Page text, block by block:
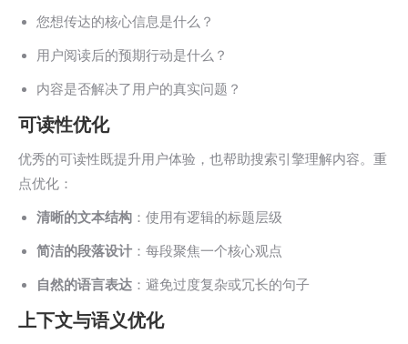
您想传达的核心信息是什么？
用户阅读后的预期行动是什么？
内容是否解决了用户的真实问题？
可读性优化
优秀的可读性既提升用户体验，也帮助搜索引擎理解内容。重
点优化：
清晰的文本结构 ：使用有逻辑的标题层级
简洁的段落设计 ：每段聚焦一个核心观点
自然的语言表达 ：避免过度复杂或冗长的句子
上下文与语义优化